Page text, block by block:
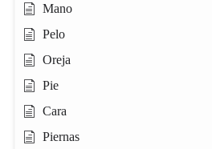
Mano
Pelo
Oreja
Pie
Cara
Piernas